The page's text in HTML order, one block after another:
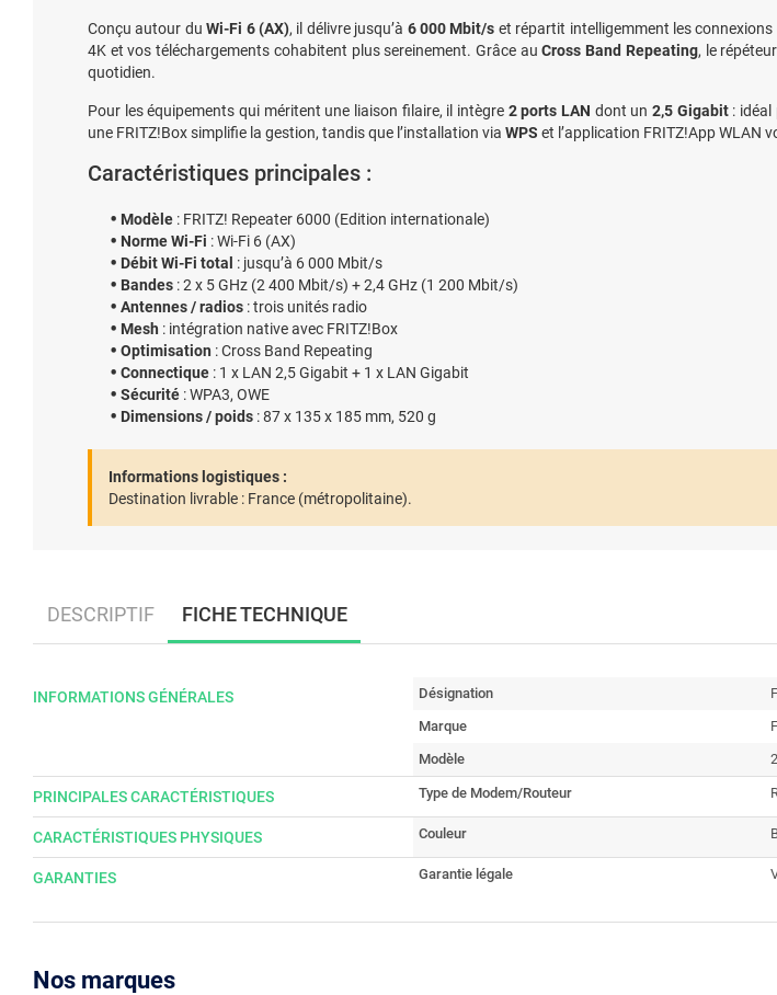
Conçu autour duWi-Fi 6 (AX), il délivre jusqu’à 6 000 Mbit/s et répartit intelligemment les connexions
4K et vos téléchargements cohabitent plus sereinement. Grâce auCross Band Repeating, le
quotidien.
Pour les équipements qui méritent une liaison filaire, il intègre 2 ports LAN dont un 2,5 Gigabit: idéal
une FRITZ!Box simplifie la gestion, tandis que l’installation via WPS et l’application FRITZ!App WLAN
Caractéristiques principales :
Modèle : FRITZ! Repeater 6000 (Edition internationale)
Norme Wi-Fi : Wi-Fi 6 (AX)
Débit Wi-Fi total : jusqu’à 6 000 Mbit/s
Bandes : 2 x 5 GHz (2 400 Mbit/s) + 2,4 GHz (1 200 Mbit/s)
Antennes / radios : trois unités radio
Mesh : intégration native avec FRITZ!Box
Optimisation : Cross Band Repeating
Connectique : 1 x LAN 2,5 Gigabit + 1 x LAN Gigabit
Sécurité : WPA3, OWE
Dimensions / poids : 87 x 135 x 185 mm, 520 g
Informations logistiques :
Destination livrable : France (métropolitaine).
DESCRIPTIF FICHE TECHNIQUE
INFORMATIONS GÉNÉRALES Désignation
Marque
Modèle
PRINCIPALES CARACTÉRISTIQUES Type de Modem/Routeur
CARACTÉRISTIQUES PHYSIQUES Couleur
GARANTIES Garantie légale
Nos marques